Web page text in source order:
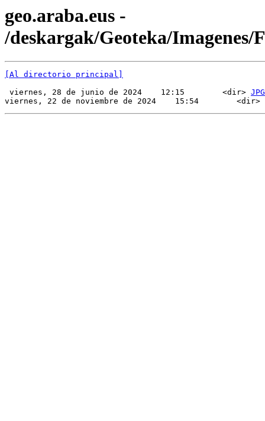
geo.araba.eus -
/deskargak/Geoteka/Imagenes/
[Al directorio principal]
viernes, 28 de junio de 2024    12:15        <dir> JPG
viernes, 22 de noviembre de 2024    15:54        <dir>